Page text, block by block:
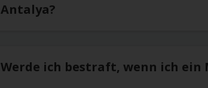
Antalya?
Werde ich bestraft, wenn ich